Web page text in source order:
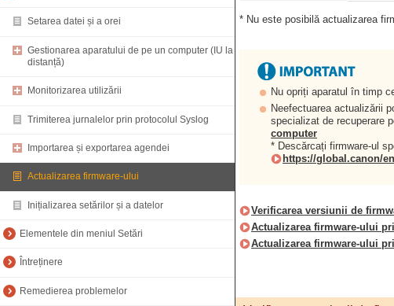
Setarea datei și a orei
Gestionarea aparatului de pe un computer (IU la
distanță)
Monitorizarea utilizării
Trimiterea jurnalelor prin protocolul Syslog
Importarea și exportarea agendei
Actualizarea firmware-ului
Inițializarea setărilor și a datelor
Elementele din meniul Setări
Întreținere
Remedierea problemelor
* Nu este posibilă actualizarea
Nu opriți aparatul în timp
Neefectuarea actualizării
specializat de recuperare
computer
* Descărcați firmware-ul
https://global.canon/
Verificarea versiunii de
Actualizarea firmware-ului
Actualizarea firmware-ului